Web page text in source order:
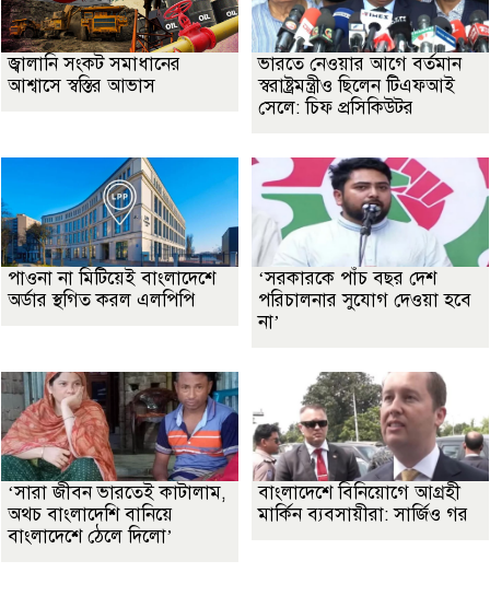
জ্বালানি সংকট সমাধানের
আশ্বাসে স্বস্তির আভাস
ভারতে নেওয়ার আগে বর্তমান
স্বরাষ্ট্রমন্ত্রীও ছিলেন টিএফআই
সেলে: চিফ প্রসিকিউটর
পাওনা না মিটিয়েই বাংলাদেশে
অর্ডার স্থগিত করল এলপিপি
‘সরকারকে পাঁচ বছর দেশ
পরিচালনার সুযোগ দেওয়া হবে
না’
‘সারা জীবন ভারতেই কাটালাম,
অথচ বাংলাদেশি বানিয়ে
বাংলাদেশে ঠেলে দিলো’
বাংলাদেশে বিনিয়োগে আগ্রহী
মার্কিন ব্যবসায়ীরা: সার্জিও গর